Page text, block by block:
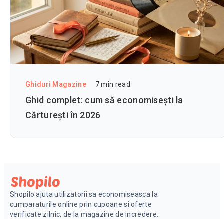
Ghiduri Magazine 7min read
Ghid complet: cum să economisești la
Cărturești în 2026
Shopilo ajuta utilizatorii sa economiseasca la
cumparaturile online prin cupoane si oferte
verificate zilnic, de la magazine de incredere.